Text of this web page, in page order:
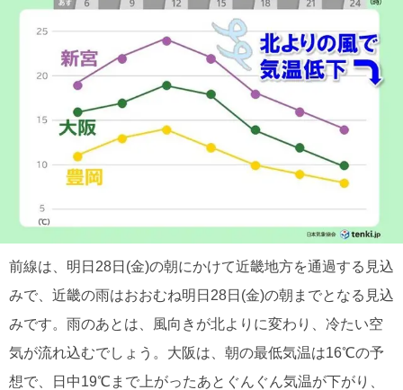
前線は、明日28日(金)の朝にかけて近畿地方を通過する見込
みで、近畿の雨はおおむね明日28日(金)の朝までとなる見込
みです。雨のあとは、風向きが北よりに変わり、冷たい空
気が流れ込むでしょう。大阪は、朝の最低気温は16℃の予
想で、日中19℃まで上がったあとぐんぐん気温が下がり、